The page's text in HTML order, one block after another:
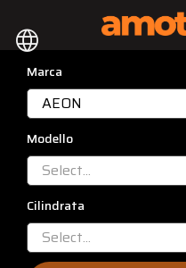
language
Marca
AEON
Modello
Select...
Cilindrata
Select...